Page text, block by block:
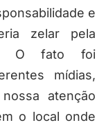
e
zelar pela
O fato foi
mídias,
atenção
o local onde